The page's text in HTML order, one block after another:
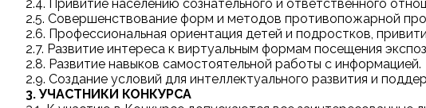
2.4. Привитие населению сознательного и ответственного
2.5. Совершенствование форм и методов противопожарной
2.6. Профессиональная ориентация детей и подростков,
2.7. Развитие интереса к виртуальным формам посещения
2.8. Развитие навыков самостоятельной работы с информацией.
2.9. Создание условий для интеллектуального развития и
3. УЧАСТНИКИ КОНКУРСА